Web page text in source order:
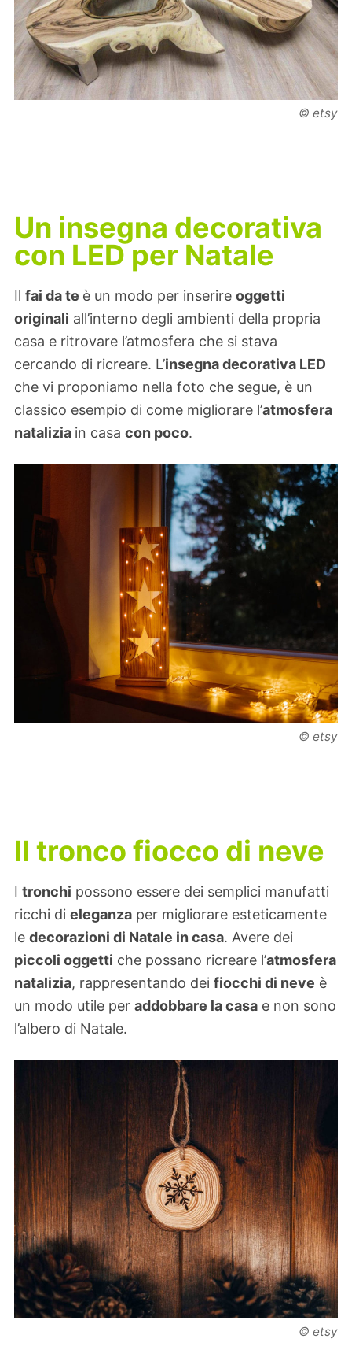
© etsy
Un insegna decorativa
con LED per Natale
Il fai da te è un modo per inserire oggetti
originali all’interno degli ambienti della propria
casa e ritrovare l’atmosfera che si stava
cercando di ricreare. L’insegna decorativa LED
che vi proponiamo nella foto che segue, è un
classico esempio di come migliorare l’atmosfera
natalizia in casa con poco.
© etsy
Il tronco fiocco di neve
I tronchi possono essere dei semplici manufatti
ricchi di eleganza per migliorare esteticamente
le decorazioni di Natale in casa. Avere dei
piccoli oggetti che possano ricreare l’atmosfera
natalizia, rappresentando dei fiocchi di neve è
un modo utile per addobbare la casa e non sono
l’albero di Natale.
© etsy